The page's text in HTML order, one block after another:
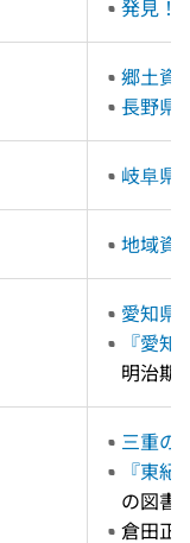
発見！
郷土資
長野県
岐阜県
地域資
愛知県
『愛
明治期
三重の
『東
の図書
倉田正